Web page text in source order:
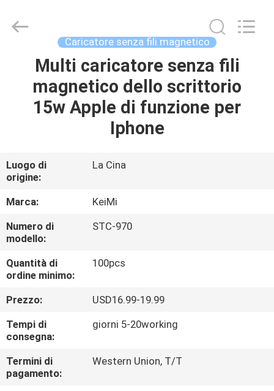
CASA
PRODOTTI
NOI
GIRO
DELLA
FABBRICA
CONTROLLO
DI
QUALITÀ
CONTATTICI
Ltd..
Caricatore senza fili magnetico
Multi caricatore senza fili
magnetico dello scrittorio
15w Apple di funzione per
Iphone
Luogo di
origine:
La Cina
Marca:
KeiMi
Numero di
modello:
STC-970
Quantità di
ordine minimo:
100pcs
Prezzo:
USD16.99-19.99
Tempi di
consegna:
giorni 5-20working
Termini di
pagamento:
Western Union, T/T